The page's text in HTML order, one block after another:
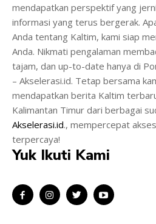
mendapatkan perspektif yang
informasi yang terus bergerak.
Anda tentang Kaltim, kami siap
Anda. Nikmati pengalaman
tajam, dan up-to-date hanya di
– Akselerasi.id. Tetap bersama
mendapatkan berita Kaltim
Kalimantan Timur dari berbagai
Akselerasi.id., mempercepat
terpercaya!
Yuk Ikuti Kami